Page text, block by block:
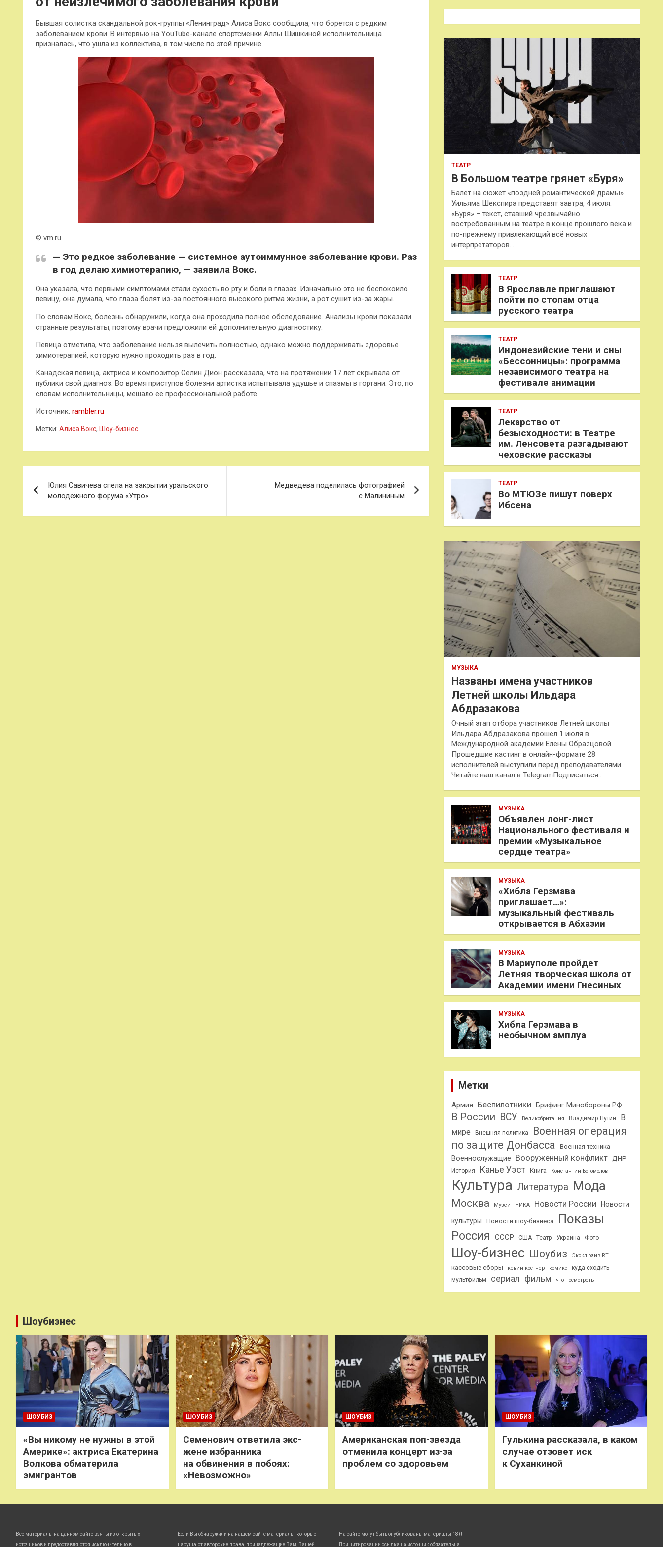
Бывшая солистка скандальной рок-группы «Ленинград» Алиса Вокс сообщила, что борется с редким
заболеванием крови. В интервью на YouTube-канале спортсменки Аллы Шишкиной исполнительница
призналась, что ушла из коллектива, в том числе по этой причине.
© vm.ru
— Это редкое заболевание — системное аутоиммунное заболевание крови. Раз
в год делаю химиотерапию, — заявила Вокс.
Она указала, что первыми симптомами стали сухость во рту и боли в глазах. Изначально это не беспокоило
певицу, она думала, что глаза болят из-за постоянного высокого ритма жизни, а рот сушит из-за жары.
По словам Вокс, болезнь обнаружили, когда она проходила полное обследование. Анализы крови показали
странные результаты, поэтому врачи предложили ей дополнительную диагностику.
Певица отметила, что заболевание нельзя вылечить полностью, однако можно поддерживать здоровье
химиотерапией, которую нужно проходить раз в год.
Канадская певица, актриса и композитор Селин Дион рассказала, что на протяжении 17 лет скрывала от
публики свой диагноз. Во время приступов болезни артистка испытывала удушье и спазмы в гортани. Это, по
словам исполнительницы, мешало ее профессиональной работе.
Источник: rambler.ru
Метки: Алиса Вокс, Шоу-бизнес
по
записям
Юлия Савичева спела на закрытии уральского
молодежного форума «Утро»
Медведева поделилась фотографией
с Малининым
к
ТЕАТР
В Большом театре грянет «Буря»
Балет на сюжет «поздней романтической драмы»
Уильяма Шекспира представят завтра, 4 июля.
«Буря» – текст, ставший чрезвычайно
востребованным на театре в конце прошлого века и
по-прежнему привлекающий всё новых
интерпретаторов.…
ТЕАТР
В Ярославле приглашают
пойти по стопам отца
русского театра
ТЕАТР
Индонезийские тени и сны
«Бессонницы»: программа
независимого театра на
фестивале анимации
ТЕАТР
Лекарство от
безысходности: в Театре
им. Ленсовета разгадывают
чеховские рассказы
ТЕАТР
Во МТЮЗе пишут поверх
Ибсена
МУЗЫКА
Названы имена участников
Летней школы Ильдара
Абдразакова
Очный этап отбора участников Летней школы
Ильдара Абдразакова прошел 1 июля в
Международной академии Елены Образцовой.
Прошедшие кастинг в онлайн-формате 28
исполнителей выступили перед преподавателями.
Читайте наш канал в TelegramПодписаться…
МУЗЫКА
Объявлен лонг-лист
Национального фестиваля и
премии «Музыкальное
сердце театра»
МУЗЫКА
«Хибла Герзмава
приглашает…»:
музыкальный фестиваль
открывается в Абхазии
МУЗЫКА
В Мариуполе пройдет
Летняя творческая школа от
Академии имени Гнесиных
МУЗЫКА
Хибла Герзмава в
необычном амплуа
Метки
Армия Беспилотники Брифинг Минобороны РФ
В России ВСУ Великобритания Владимир Путин
В
мире
Внешняя политика
Военная операция
по защите Донбасса
Военная техника
Военнослужащие Вооруженный конфликт ДНР
История Канье Уэст Книга Константин Богомолов
Культура Литература Мода
Москва Музеи НИКА Новости России Новости
культуры Новости шоу-бизнеса Показы
Россия СССР США Театр Украина Фото
Шоу-бизнес Шоубиз Эксклюзив RT
кассовые сборы кевин костнер комикс
куда сходить
мультфильм
сериал фильм что посмотреть
Шоубизнес
ШОУБИЗ
«Вы никому не нужны в этой
Америке»: актриса Екатерина
Волкова обматерила
эмигрантов
ШОУБИЗ
Семенович ответила экс-
жене избранника
на обвинения в побоях:
«Невозможно»
ШОУБИЗ
Американская поп-звезда
отменила концерт из-за
проблем со здоровьем
ШОУБИЗ
Гулькина рассказала, в каком
случае отзовет иск
к Суханкиной
Все материалы на данном сайте взяты из открытых
источников и предоставляются исключительно в
Если Вы обнаружили на нашем сайте материалы, которые
нарушают авторские права, принадлежащие Вам, Вашей
На сайте могут быть опубликованы материалы 18+!
При цитировании ссылка на источник обязательна.